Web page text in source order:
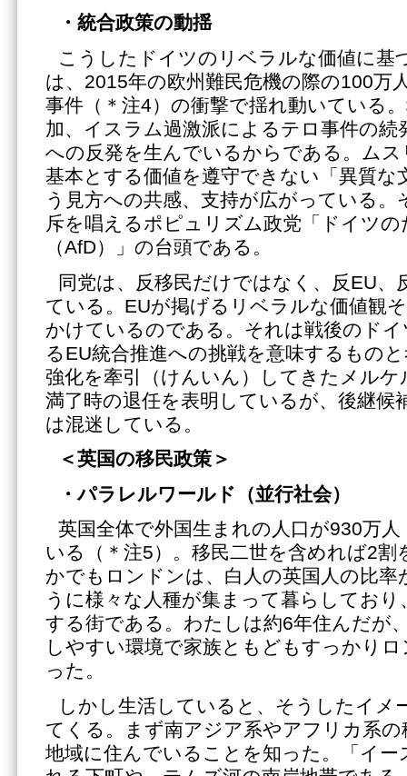
・統合政策の動揺
こうしたドイツのリベラルな価値に基
は、2015年の欧州難民危機の際の100万
事件（＊注4）の衝撃で揺れ動いている
加、イスラム過激派によるテロ事件の続
への反発を生んでいるからである。ム
基本とする価値を遵守できない「異質な
う見方への共感、支持が広がっている。
斥を唱えるポピュリズム政党「ドイツの
（AfD）」の台頭である。
同党は、反移民だけではなく、反EU、
ている。EUが掲げるリベラルな価値観
かけているのである。それは戦後のド
るEU統合推進への挑戦を意味するもの
強化を牽引（けんいん）してきたメルケ
満了時の退任を表明しているが、後継候
は混迷している。
＜英国の移民政策＞
・パラレルワールド（並行社会）
英国全体で外国生まれの人口が930万
いる（＊注5）。移民二世を含めれば2
かでもロンドンは、白人の英国人の比
うに様々な人種が集まって暮らしており
する街である。わたしは約6年住んだが
しやすい環境で家族ともどもすっかり
った。
しかし生活していると、そうしたイメ
てくる。まず南アジア系やアフリカ系
地域に住んでいることを知った。「イ